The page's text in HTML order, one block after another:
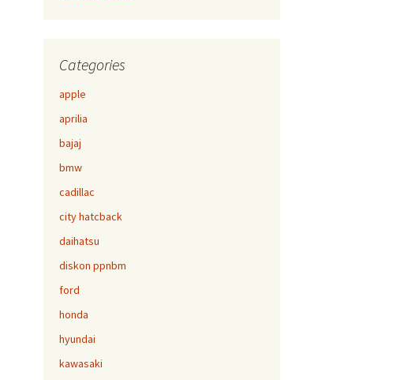
Categories
apple
aprilia
bajaj
bmw
cadillac
city hatcback
daihatsu
diskon ppnbm
ford
honda
hyundai
kawasaki